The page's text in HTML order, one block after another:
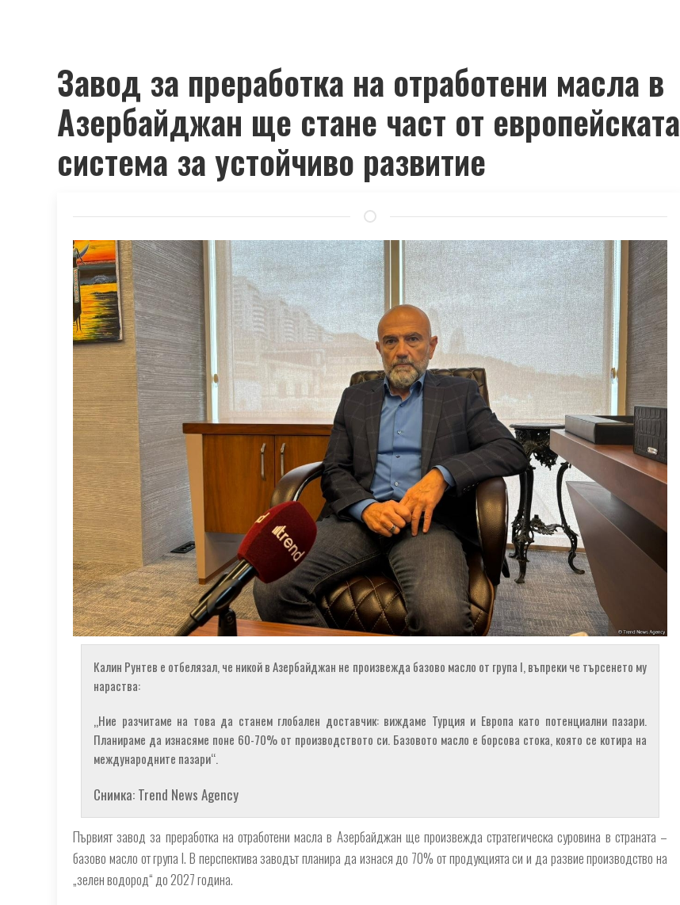
Завод за преработка на отработени масла в
Азербайджан ще стане част от европейската
система за устойчиво развитие
Калин Рунтев е отбелязал, че никой в ​​Азербайджан не произвежда базово масло от група I, въпреки че търсенето му
нараства:
„Ние разчитаме на това да станем глобален доставчик: виждаме Турция и Европа като потенциални пазари.
Планираме да изнасяме поне 60-70% от производството си. Базовото масло е борсова стока, която се котира на
международните пазари“.
Снимка: Trend News Agency
Първият завод за преработка на отработени масла в Азербайджан ще произвежда стратегическа суровина в страната –
базово масло от група I. В перспектива заводът планира да изнася до 70% от продукцията си и да развие производство на
„зелен водород“ до 2027 година.